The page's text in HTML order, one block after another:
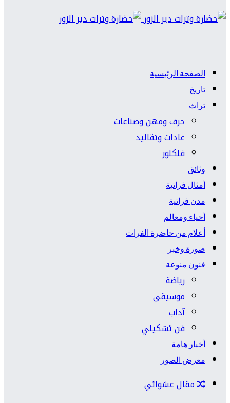
الصفحة الرئيسية
تاريخ
تراث
حرف ومهن وصناعات
عادات وتقاليد
فلكلور
وثائق
أمثال فراتية
مدن فراتية
أحياء ومعالم
أعلام من حاضرة الفرات
صورة وخبر
فنون منوعة
رياضة
موسيقى
آداب
فن تشكيلي
أخبار هامة
معرض الصور
مقال عشوائي